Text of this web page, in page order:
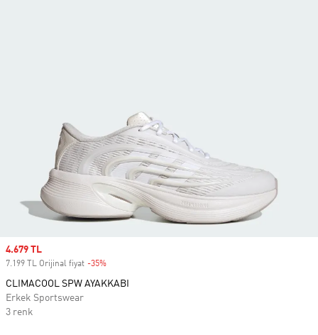
Sale price
4.679 TL
7.199 TL Orijinal fiyat -35%
CLIMACOOL SPW AYAKKABI
Erkek Sportswear
3 renk